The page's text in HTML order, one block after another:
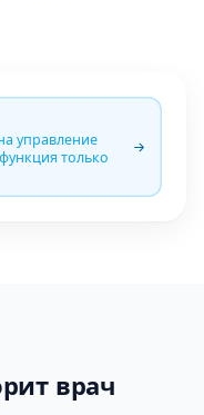
управление
только
врач